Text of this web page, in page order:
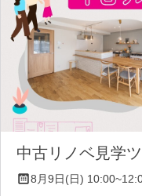
中古リノベ見学
8月9日(日)